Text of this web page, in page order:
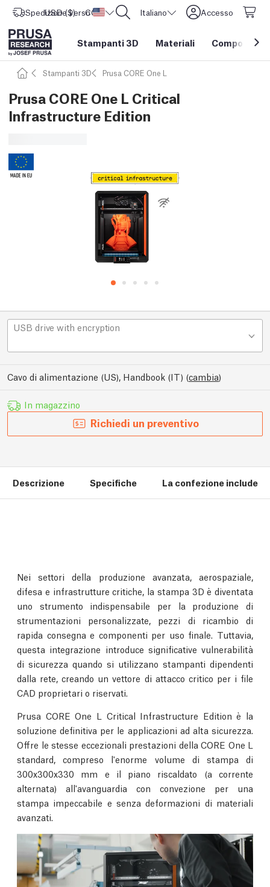
Spedizione verso Stati Uniti d'America
USD ($) CORE One L: Ora disponibile! Italiano Accesso
Stampanti 3D Materiali Componenti
Stampanti 3D Prusa CORE One L
Prusa CORE One L Critical
Infrastructure Edition
USB drive with encryption
Cavo di alimentazione (US), Handbook (IT) (cambia)
In magazzino
Richiedi un preventivo
Descrizione Specifiche La confezione include
Nei settori della produzione avanzata, aerospaziale,
difesa e infrastrutture critiche, la stampa 3D è diventata
uno strumento indispensabile per la produzione di
strumentazioni personalizzate, pezzi di ricambio di
rapida consegna e componenti per uso finale. Tuttavia,
questa integrazione introduce significative vulnerabilità
di sicurezza quando si utilizzano stampanti dipendenti
dalla rete, creando un vettore di attacco critico per i file
CAD proprietari o riservati.
Prusa CORE One L Critical Infrastructure Edition è la
soluzione definitiva per le applicazioni ad alta sicurezza.
Offre le stesse eccezionali prestazioni della CORE One L
standard, compreso l'enorme volume di stampa di
300x300x330 mm e il piano riscaldato (a corrente
alternata) all'avanguardia con convezione per una
stampa impeccabile e senza deformazioni di materiali
avanzati.